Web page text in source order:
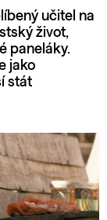
učitel na
život,
paneláky.
jako
stát